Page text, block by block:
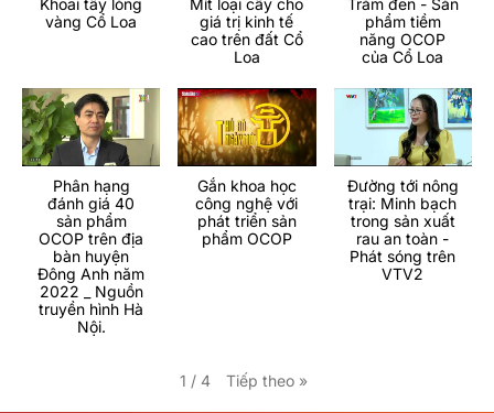
Khoai tây lòng
vàng Cổ Loa
Mít loại cây cho
giá trị kinh tế
cao trên đất Cổ
Loa
Trám đen - Sản
phẩm tiềm
năng OCOP
của Cổ Loa
Phân hạng
đánh giá 40
sản phẩm
OCOP trên địa
bàn huyện
Đông Anh năm
2022 _ Nguồn
truyền hình Hà
Nội.
Gắn khoa học
công nghệ với
phát triển sản
phẩm OCOP
Đường tới nông
trại: Minh bạch
trong sản xuất
rau an toàn -
Phát sóng trên
VTV2
1 / 4 Tiếp theo »